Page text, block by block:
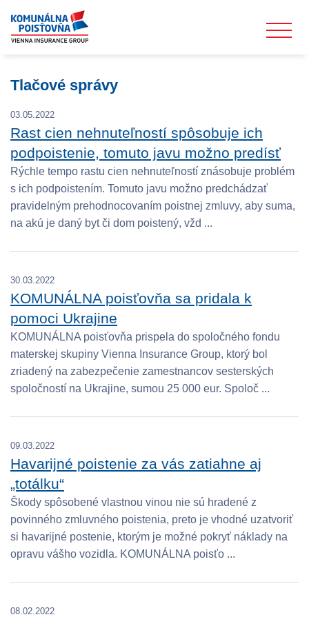
Tlačové správy
03.05.2022
Rast cien nehnuteľností spôsobuje ich
podpoistenie, tomuto javu možno predísť
Rýchle tempo rastu cien nehnuteľností znásobuje problém
s ich podpoistením. Tomuto javu možno predchádzať
pravidelným prehodnocovaním poistnej zmluvy, aby suma,
na akú je daný byt či dom poistený, vžd ...
30.03.2022
KOMUNÁLNA poisťovňa sa pridala k
pomoci Ukrajine
KOMUNÁLNA poisťovňa prispela do spoločného fondu
materskej skupiny Vienna Insurance Group, ktorý bol
zriadený na zabezpečenie zamestnancov sesterských
spoločností na Ukrajine, sumou 25 000 eur. Spoloč ...
09.03.2022
Havarijné poistenie za vás zatiahne aj
„totálku“
Škody spôsobené vlastnou vinou nie sú hradené z
povinného zmluvného poistenia, preto je vhodné uzatvoriť
si havarijné postenie, ktorým je možné pokryť náklady na
opravu vášho vozidla. KOMUNÁLNA poisťo ...
08.02.2022